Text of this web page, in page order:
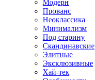
Модерн
Прованс
Неоклассика
Минимализм
Под старину
Скандинавские
Элитные
Эксклюзивные
Хай-тек